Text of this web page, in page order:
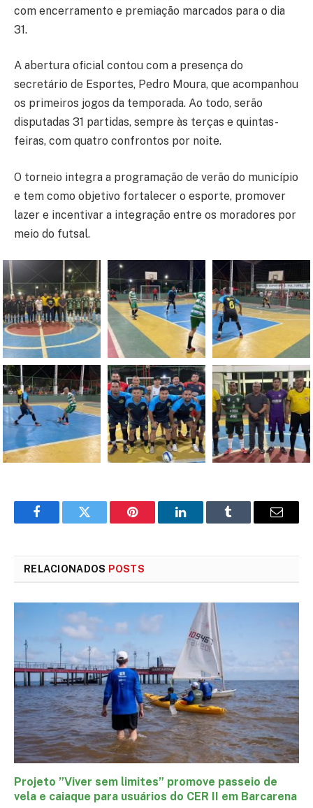
com encerramento e premiação marcados para o dia
31.
A abertura oficial contou com a presença do
secretário de Esportes, Pedro Moura, que acompanhou
os primeiros jogos da temporada. Ao todo, serão
disputadas 31 partidas, sempre às terças e quintas-
feiras, com quatro confrontos por noite.
O torneio integra a programação de verão do município
e tem como objetivo fortalecer o esporte, promover
lazer e incentivar a integração entre os moradores por
meio do futsal.
FacebookTwitter Pinterest LinkedInTumblr
E-
RELACIONADOS POSTS
Projeto ”Viver sem limites” promove passeio de
vela e caiaque para usuários do CER II em Barcarena